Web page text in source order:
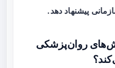
پیشنهاد دهد.
بخش‌های روان‌پزشکی